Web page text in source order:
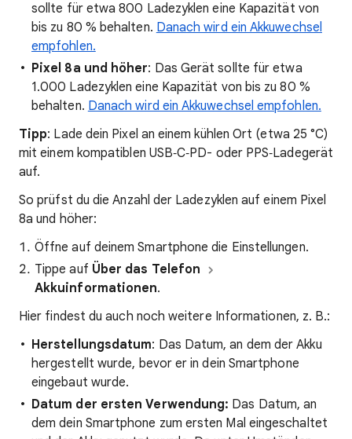
sollte für etwa 800 Ladezyklen eine Kapazität von
bis zu 80 % behalten. Danach wird ein Akkuwechsel
empfohlen.
Pixel 8a und höher: Das Gerät sollte für etwa
1.000 Ladezyklen eine Kapazität von bis zu 80 %
behalten. Danach wird ein Akkuwechsel empfohlen.
Tipp: Lade dein Pixel an einem kühlen Ort (etwa 25 °C)
mit einem kompatiblen USB‑C‑PD- oder PPS‑Ladegerät
auf.
So prüfst du die Anzahl der Ladezyklen auf einem Pixel
8a und höher:
Öffne auf deinem Smartphone die Einstellungen.
Tippe auf Über das Telefon
Akkuinformationen.
Hier findest du auch noch weitere Informationen, z. B.:
Herstellungsdatum: Das Datum, an dem der Akku
hergestellt wurde, bevor er in dein Smartphone
eingebaut wurde.
Datum der ersten Verwendung: Das Datum, an
dem dein Smartphone zum ersten Mal eingeschaltet